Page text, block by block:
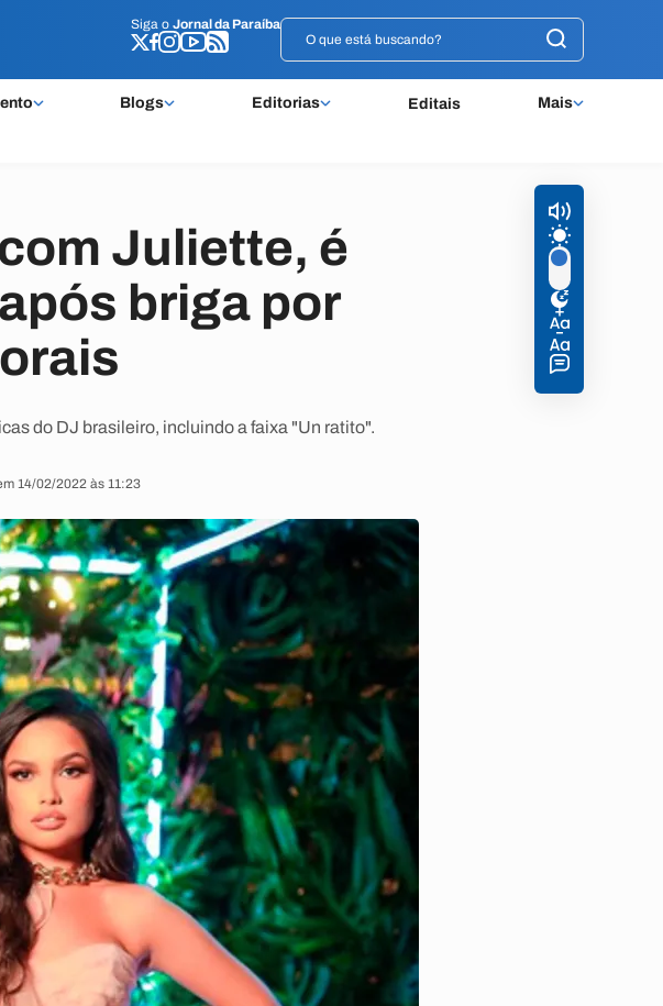
Siga o Jornal da Paraíba
Blogs Editorias Editais Mais
Siga o Jornal da Paraíba
Juliette, é
briga por
do DJ brasileiro, incluindo a faixa "Un ratito".
14/02/2022 às 11:23